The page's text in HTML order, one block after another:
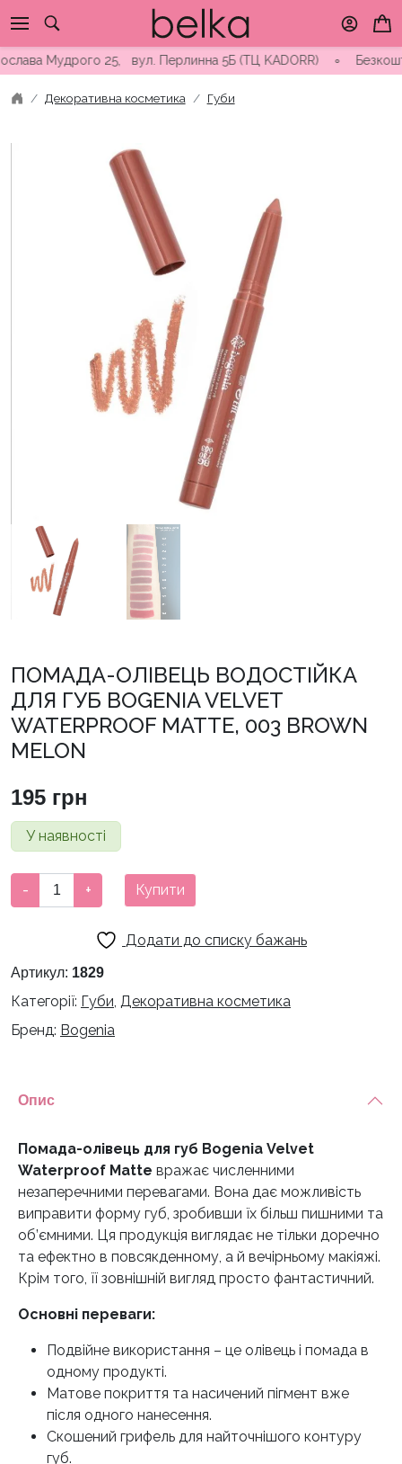
to
content
Мудрого 25, вул. Перлинна 5Б (ТЦ KADORR) ∘ Безкоштовна
Декоративна косметика Губи
ПОМАДА-ОЛІВЕЦЬ ВОДОСТІЙКА
ДЛЯ ГУБ BOGENIA VELVET
WATERPROOF MATTE, 003 BROWN
MELON
195 грн
У наявності
ПОМАДА-
ОЛІВЕЦЬ
ГУБ
VELVET
WATERPROOF
BROWN
кількість
- + Купити
Додати до списку бажань
Артикул: 1829
Категорії: Губи, Декоративна косметика
Бренд: Bogenia
Опис
Помада-олівець для губ Bogenia Velvet
Waterproof Matte вражає численними
незаперечними перевагами. Вона дає можливість
виправити форму губ, зробивши їх більш пишними та
об’ємними. Ця продукція виглядає не тільки доречно
та ефектно в повсякденному, а й вечірньому макіяжі.
Крім того, її зовнішній вигляд просто фантастичний.
Основні переваги:
Подвійне використання – це олівець і помада в
одному продукті.
Матове покриття та насичений пігмент вже
після одного нанесення.
Скошений грифель для найточнішого контуру
губ.